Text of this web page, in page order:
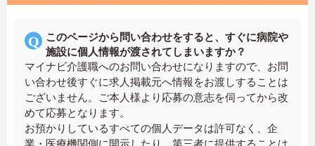
このページから問い合わせをすると、すぐに病院や
施設に個人情報が渡されてしまいますか？
マイナビ介護職へのお問い合わせになりますので、お問
い合わせ後すぐに求人掲載元へ情報をお渡しすることは
ございません。ご本人様より応募の意志を伺ってから改
めて応募となります。
お預かりしているすべての個人データは許可なく、企
業・医療機関側に開示したり、第三者に提供することは